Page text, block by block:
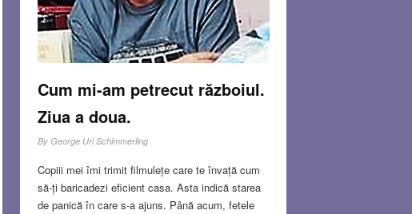
Cum mi-am petrecut războiul.
Ziua a doua.
By George Uri Schimmerling
Copiii mei îmi trimit filmulețe care te învață cum
să-ți baricadezi eficient casa. Asta indică starea
de panică în care s-a ajuns. Până acum, fetele